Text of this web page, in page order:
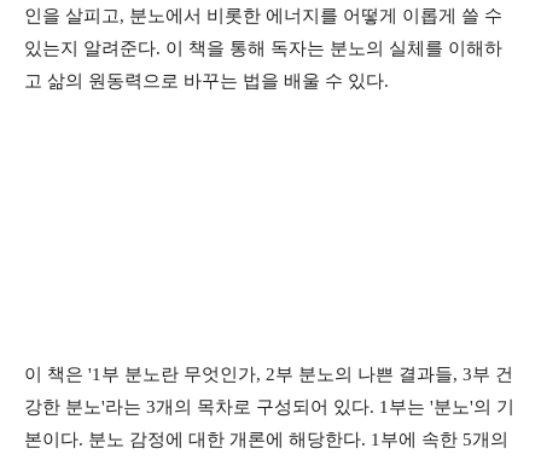
인을 살피고, 분노에서 비롯한 에너지를 어떻게 이롭게 쓸 수
있는지 알려준다. 이 책을 통해 독자는 분노의 실체를 이해하
고 삶의 원동력으로 바꾸는 법을 배울 수 있다.
이 책은 '1부 분노란 무엇인가, 2부 분노의 나쁜 결과들, 3부 건
강한 분노'라는 3개의 목차로 구성되어 있다. 1부는 '분노'의 기
본이다. 분노 감정에 대한 개론에 해당한다. 1부에 속한 5개의